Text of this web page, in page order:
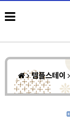
템플스테이